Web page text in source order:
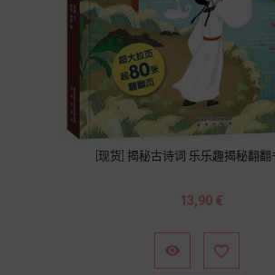
[现货] 揭秘古诗词 乐乐趣揭秘翻翻
Prix
13,90 €
 